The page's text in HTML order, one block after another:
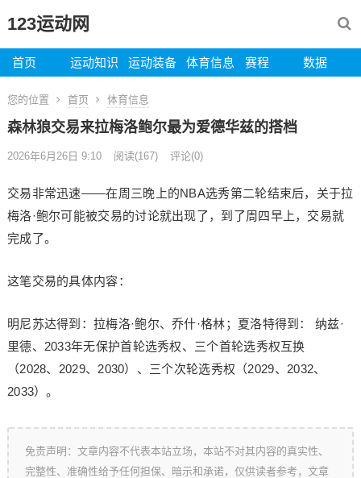
123运动网
首页 运动知识 运动装备 体育信息 赛程 数据
您的位置 首页 体育信息
森林狼交易来拉梅洛鲍尔最为爱德华兹的搭档
2026年6月26日 9:10 阅读(167) 评论(0)
交易非常迅速——在周三晚上的NBA选秀第二轮结束后，关于拉
梅洛·鲍尔可能被交易的讨论就出现了，到了周四早上，交易就
完成了。
这笔交易的具体内容：
明尼苏达得到：拉梅洛·鲍尔、乔什·格林；夏洛特得到： 纳兹·
里德、2033年无保护首轮选秀权、三个首轮选秀权互换
（2028、2029、2030）、三个次轮选秀权（2029、2032、
2033）。
免责声明：文章内容不代表本站立场，本站不对其内容的真实性、
完整性、准确性给予任何担保、暗示和承诺，仅供读者参考，文章